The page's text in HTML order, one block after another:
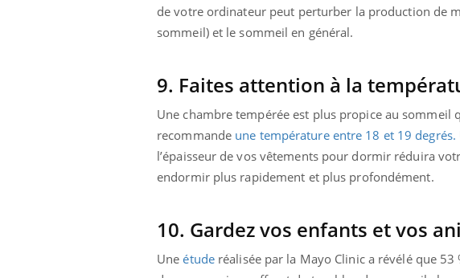
de votre ordinateur peut perturber la production de
sommeil) et le sommeil en général.
9. Faites attention à la
Une chambre tempérée est plus propice au sommeil
recommande une température entre 18 et 19 degrés.
l’épaisseur de vos vêtements pour dormir réduira
endormir plus rapidement et plus profondément.
10. Gardez vos enfants et vos
Uneétuderéalisée par la Mayo Clinic a révélé que